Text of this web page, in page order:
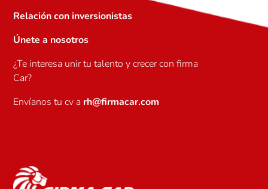
Relación con inversionistas
Únete a nosotros
¿Te interesa unir tu talento y crecer con firma
Car?
Envíanos tu cv a rh@firmacar.com